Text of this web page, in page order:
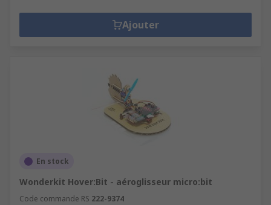
Ajouter
En stock
Wonderkit Hover:Bit - aéroglisseur micro:bit
Code commande RS 222-9374